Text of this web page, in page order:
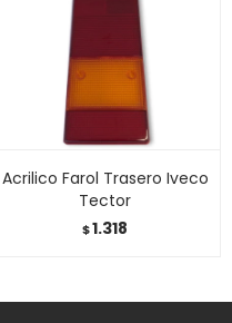
Acrilico Farol Trasero Iveco
Tector
$1.318